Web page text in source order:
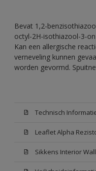
Bevat 1,2-
octyl-2H-isothiazool-3-
Kan een allergische
verneveling kunnen
worden gevormd.
Leaflet Alpha